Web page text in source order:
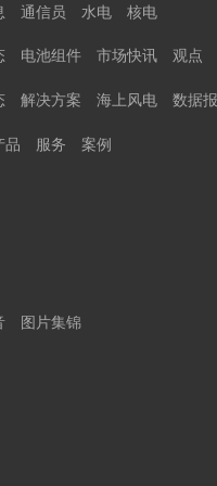
通信员 水电 核电
电池组件 市场快讯 观点
解决方案 海上风电 数据
品 服务 案例
图片集锦